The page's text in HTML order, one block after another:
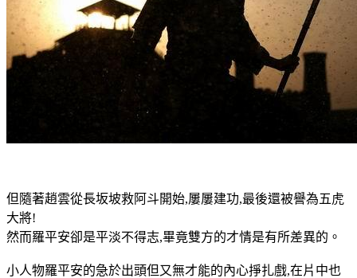
但隨著趙雲從長坂坡救阿斗開始,屢屢建功,最後還被譽為五虎
大將!
然而羅平安卻是平淡不得志,畢竟雙方的才情是有所差異的。
小人物羅平安的急於出頭但又無才能的內心掙扎戲,在片中也